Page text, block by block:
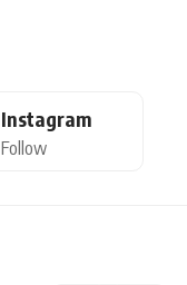
Instagram
Follow